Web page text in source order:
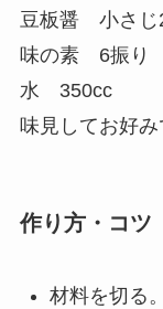
豆板醤 小さじ
味の素 6振り
水 350cc
味見してお好
作り方・コツ
材料を切る。